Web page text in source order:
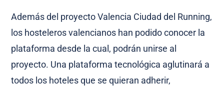
Además del proyecto Valencia Ciudad del Running,
los hosteleros valencianos han podido conocer la
plataforma desde la cual, podrán unirse al
proyecto. Una plataforma tecnológica aglutinará a
todos los hoteles que se quieran adherir,